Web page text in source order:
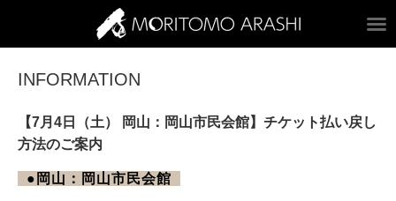
INFORMATION
【7月4日（土） 岡山：岡山市民会館】チケット払い戻し
方法のご案内
●岡山：岡山市民会館